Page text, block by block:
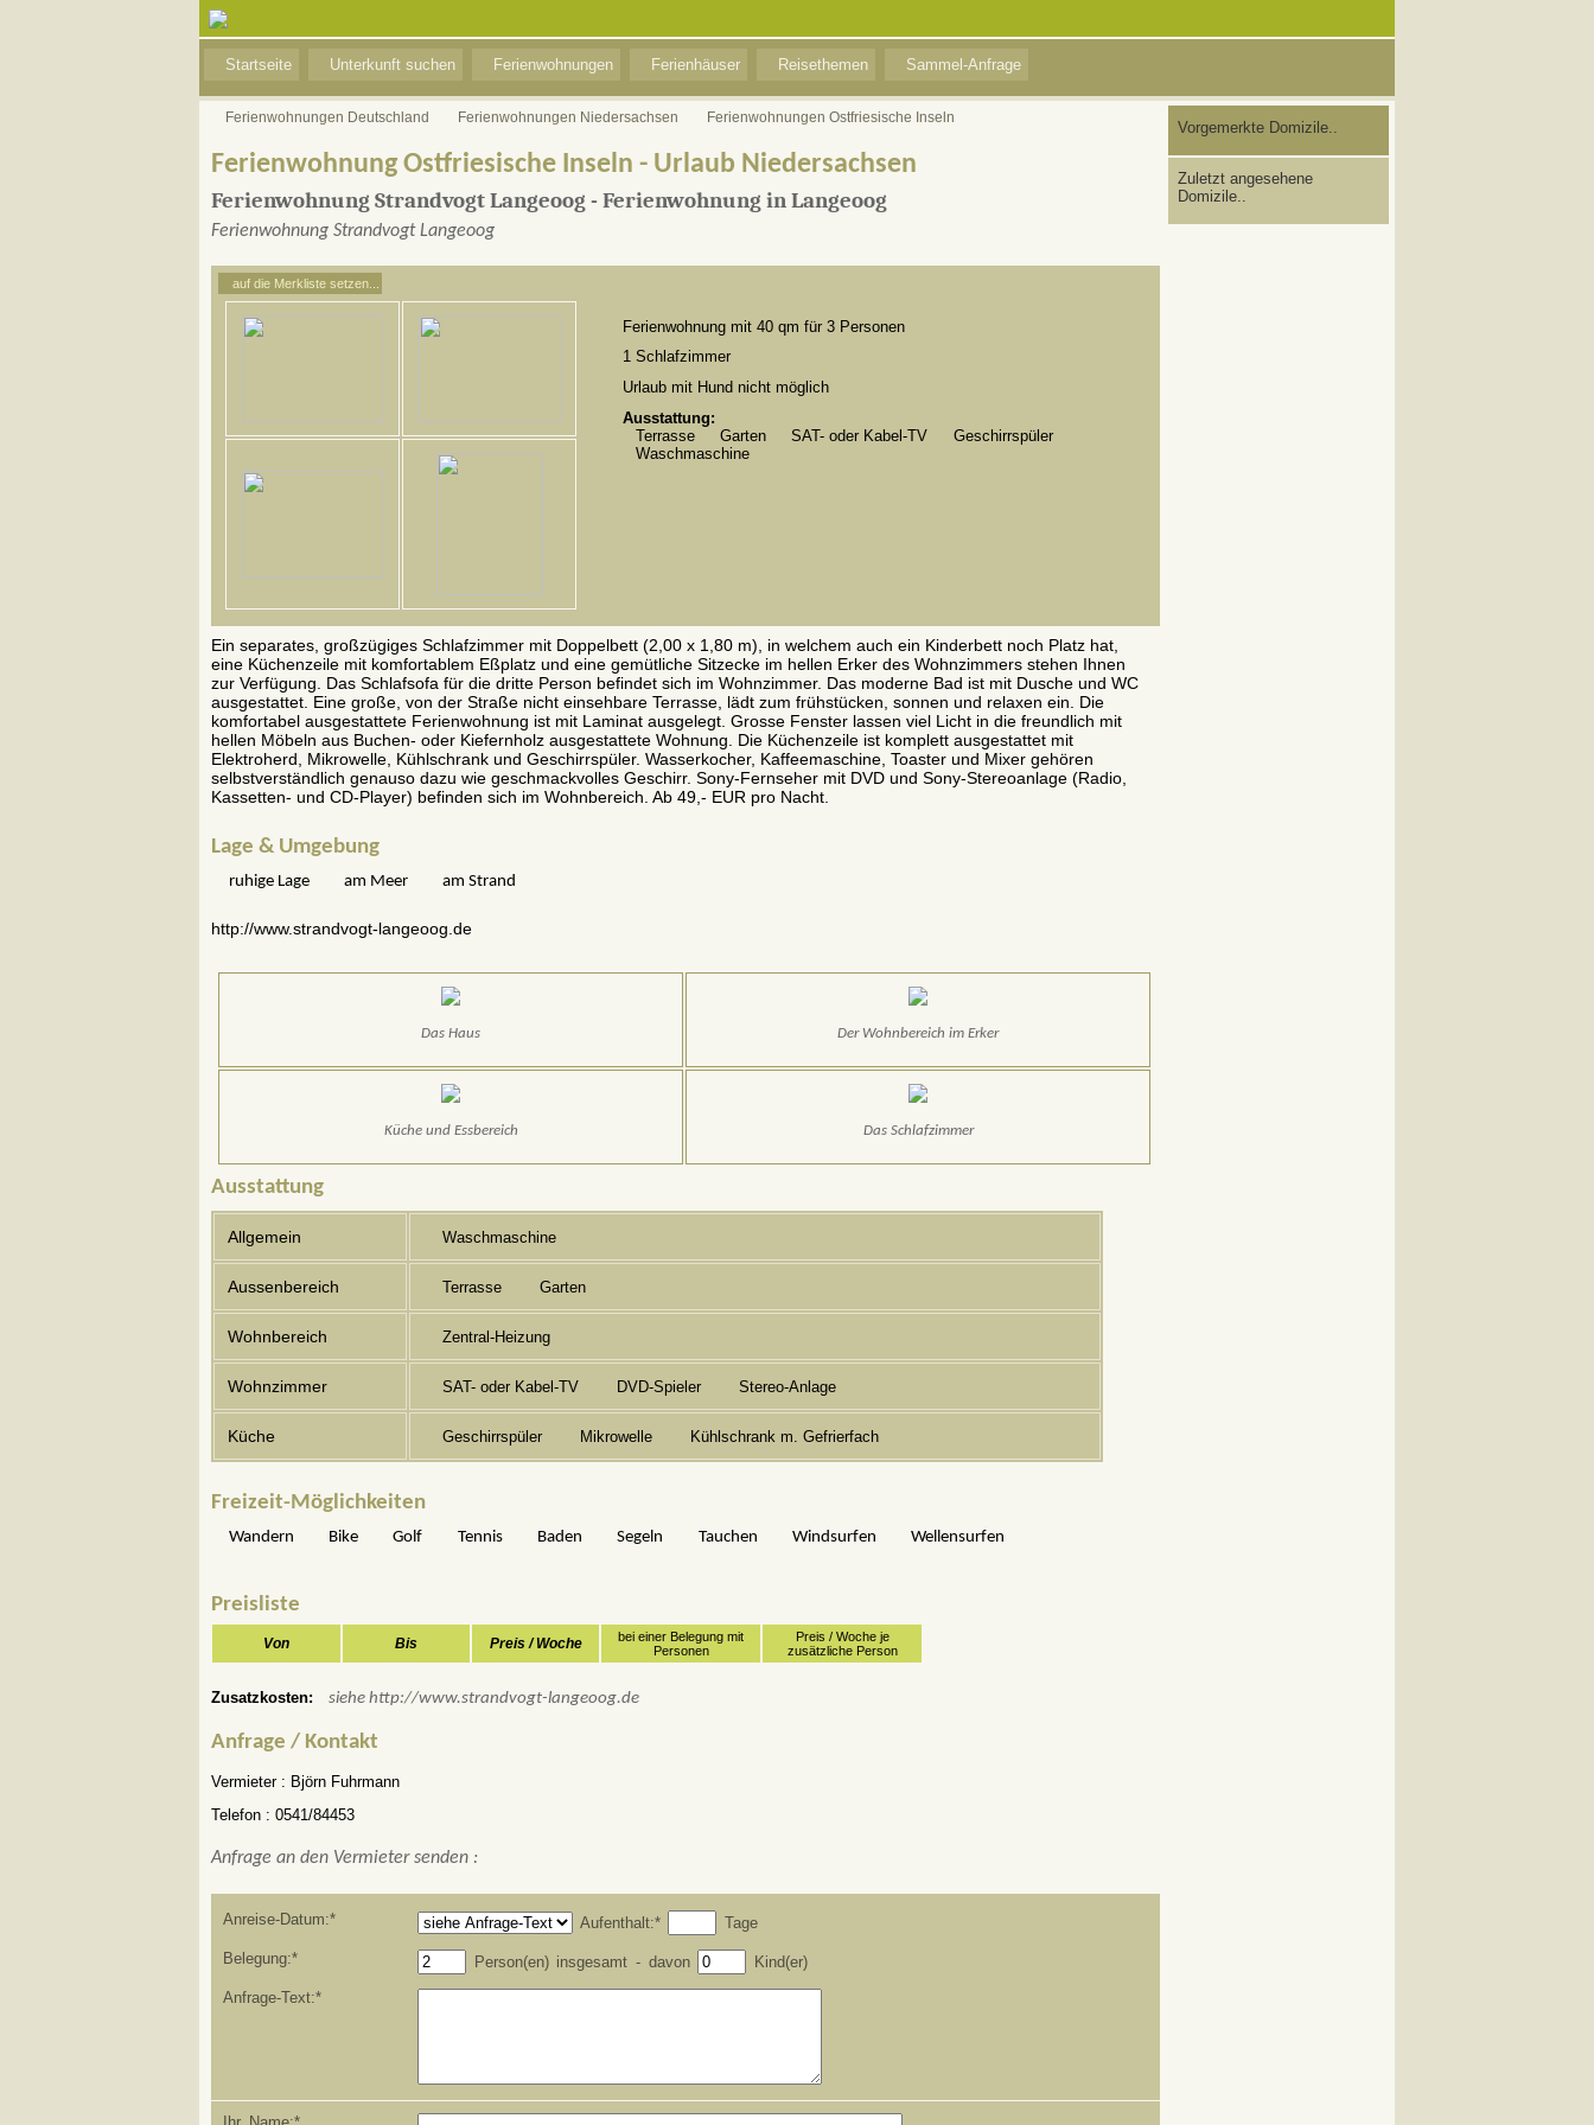
Startseite Unterkunft suchen Ferienwohnungen Ferienhäuser Reisethemen Sammel-Anfrage
Ferienwohnungen Deutschland Ferienwohnungen Niedersachsen Ferienwohnungen Ostfriesische Inseln
Ferienwohnung Ostfriesische Inseln - Urlaub Niedersachsen
Ferienwohnung Strandvogt Langeoog - Ferienwohnung in Langeoog
Ferienwohnung Strandvogt Langeoog
auf die Merkliste setzen...
Ferienwohnung mit 40 qm für 3 Personen
1 Schlafzimmer
Urlaub mit Hund nicht möglich
Ausstattung:
Terrasse
Garten SAT- oder Kabel-TV
Geschirrspüler
Waschmaschine
Ein separates, großzügiges Schlafzimmer mit Doppelbett (2,00 x 1,80 m), in welchem auch ein Kinderbett noch Platz hat,
eine Küchenzeile mit komfortablem Eßplatz und eine gemütliche Sitzecke im hellen Erker des Wohnzimmers stehen Ihnen
zur Verfügung. Das Schlafsofa für die dritte Person befindet sich im Wohnzimmer. Das moderne Bad ist mit Dusche und WC
ausgestattet. Eine große, von der Straße nicht einsehbare Terrasse, lädt zum frühstücken, sonnen und relaxen ein. Die
komfortabel ausgestattete Ferienwohnung ist mit Laminat ausgelegt. Grosse Fenster lassen viel Licht in die freundlich mit
hellen Möbeln aus Buchen- oder Kiefernholz ausgestattete Wohnung. Die Küchenzeile ist komplett ausgestattet mit
Elektroherd, Mikrowelle, Kühlschrank und Geschirrspüler. Wasserkocher, Kaffeemaschine, Toaster und Mixer gehören
selbstverständlich genauso dazu wie geschmackvolles Geschirr. Sony-Fernseher mit DVD und Sony-Stereoanlage (Radio,
Kassetten- und CD-Player) befinden sich im Wohnbereich. Ab 49,- EUR pro Nacht.
Lage & Umgebung
ruhige Lage am Meer am Strand
http://www.strandvogt-langeoog.de
Das Haus Der Wohnbereich im Erker
Küche und Essbereich Das Schlafzimmer
Ausstattung
Allgemein Waschmaschine
Aussenbereich Terrasse Garten
Wohnbereich Zentral-Heizung
Wohnzimmer SAT- oder Kabel-TV DVD-Spieler Stereo-Anlage
Küche Geschirrspüler Mikrowelle Kühlschrank m. Gefrierfach
Freizeit-Möglichkeiten
Wandern Bike Golf Tennis Baden Segeln Tauchen Windsurfen Wellensurfen
Preisliste
Von Bis Preis / Woche
bei einer Belegung mit
Personen
Preis / Woche je
zusätzliche Person
Zusatzkosten: siehe http://www.strandvogt-langeoog.de
Anfrage / Kontakt
Vermieter : Björn Fuhrmann
Telefon : 0541/84453
Anfrage an den Vermieter senden :
Anreise-Datum:* Aufenthalt:*
Tage
Belegung:*
Person(en) insgesamt - davon
Kind(er)
Anfrage-Text:*
Ihr Name:*
Vorgemerkte Domizile..
Zuletzt angesehene
Domizile..